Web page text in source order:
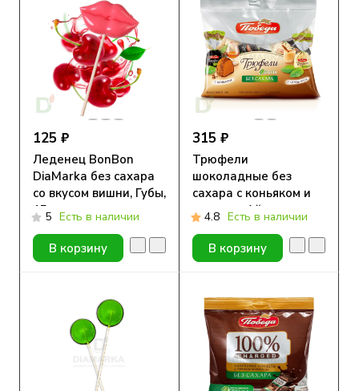
125 ₽
Леденец BonBon
DiaMarka без сахара
со вкусом вишни, Губы,
15 гр.
5 Есть в наличии
В корзину
315 ₽
Трюфели
шоколадные без
сахара с коньяком и
ликером Айриш крем
150гр.
4.8 Есть в наличии
В корзину